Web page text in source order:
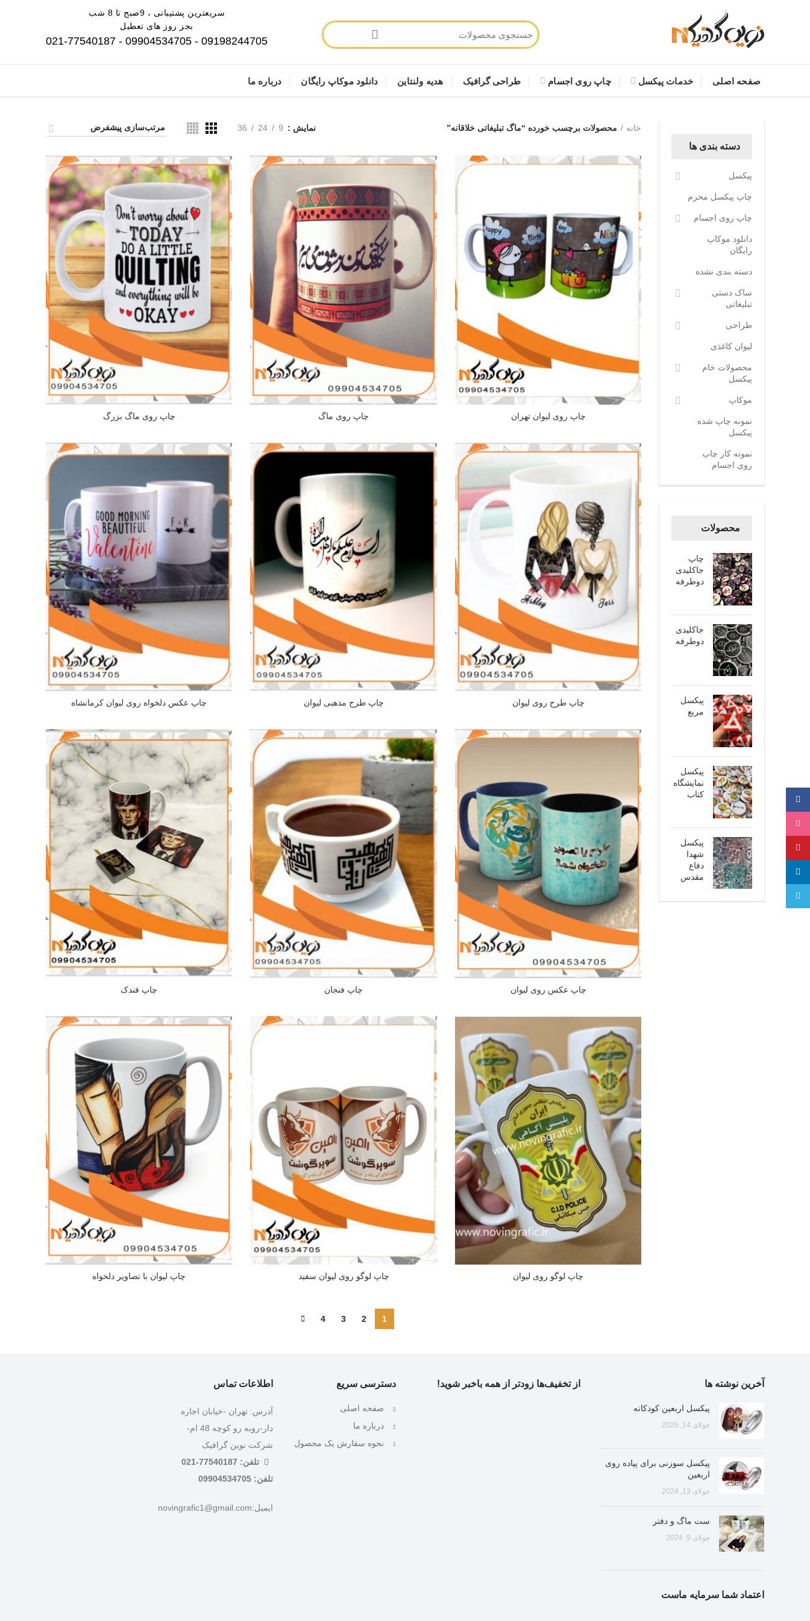
سریعترین پشتیبانی ، 9صبح تا 8 شب
بجز روز های تعطیل
09198244705 - 09904534705 - 021-77540187
صفحه اصلی خدمات پیکسل چاپ روی اجسام طراحی گرافیک هدیه ولنتاین دانلود موکاپ رایگان درباره ما
خانه محصولات برچسب خورده “ماگ تبلیغاتی خلاقانه” نمایش 9
24
36
چاپ روی لیوان تهران چاپ روی ماگ چاپ روی ماگ بزرگ
چاپ طرح روی لیوان چاپ طرح مذهبی لیوان چاپ عکس دلخواه روی لیوان کرمانشاه
چاپ عکس روی لیوان چاپ فنجان چاپ فندک
چاپ لوگو روی لیوان چاپ لوگو روی لیوان سفید چاپ لیوان با تصاویر دلخواه
1
2
3
4
دسته بندی ها
پیکسل
چاپ پیکسل محرم
چاپ روی اجسام
دانلود موکاپ
رایگان
دسته بندی نشده
ساک دستی
تبلیغاتی
طراحی
لیوان کاغذی
محصولات خام
پیکسل
موکاپ
نمونه چاپ شده
پیکسل
نمونه کار چاپ
روی اجسام
محصولات
چاپ
جاکلیدی
دوطرفه
جاکلیدی
دوطرفه
پیکسل
مربع
پیکسل
نمایشگاه
کتاب
پیکسل
شهدا
دفاع
مقدس
آخرین نوشته ها
پیکسل اربعین کودکانه
جولای 14, 2026
پیکسل سوزنی برای پیاده روی
اربعین
جولای 13, 2024
ست ماگ و دفتر
جولای 9, 2024
اعتماد شما سرمایه ماست
از تخفیف‌ها زودتر از همه باخبر شوید! دسترسی سریع
صفحه اصلی
درباره ما
نحوه سفارش یک محصول
اطلاعات تماس
آدرس: تهران -خیابان اجاره
دار-روبه رو کوچه 48 ام-
شرکت نوین گرافیک
تلفن: 77540187-021
تلفن: 09904534705
ایمیل:novingrafic1@gmail.com
فیسبوک
اینستاگرام
پینترست
لینکدین
تلگرام